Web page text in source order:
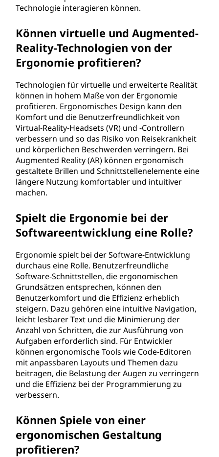
Technologie interagieren können.
Können virtuelle und Augmented-
Reality-Technologien von der
Ergonomie profitieren?
Technologien für virtuelle und erweiterte Realität
können in hohem Maße von der Ergonomie
profitieren. Ergonomisches Design kann den
Komfort und die Benutzerfreundlichkeit von
Virtual-Reality-Headsets (VR) und -Controllern
verbessern und so das Risiko von Reisekrankheit
und körperlichen Beschwerden verringern. Bei
Augmented Reality (AR) können ergonomisch
gestaltete Brillen und Schnittstellenelemente eine
längere Nutzung komfortabler und intuitiver
machen.
Spielt die Ergonomie bei der
Softwareentwicklung eine Rolle?
Ergonomie spielt bei der Software-Entwicklung
durchaus eine Rolle. Benutzerfreundliche
Software-Schnittstellen, die ergonomischen
Grundsätzen entsprechen, können den
Benutzerkomfort und die Effizienz erheblich
steigern. Dazu gehören eine intuitive Navigation,
leicht lesbarer Text und die Minimierung der
Anzahl von Schritten, die zur Ausführung von
Aufgaben erforderlich sind. Für Entwickler
können ergonomische Tools wie Code-Editoren
mit anpassbaren Layouts und Themen dazu
beitragen, die Belastung der Augen zu verringern
und die Effizienz bei der Programmierung zu
verbessern.
Können Spiele von einer
ergonomischen Gestaltung
profitieren?